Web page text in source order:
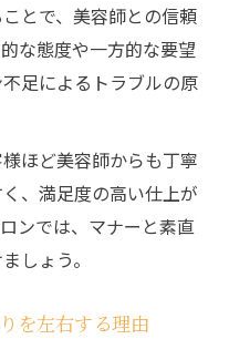
とで、美容師との信頼
な態度や一方的な要望
足によるトラブルの原
ほど美容師からも丁寧
、満足度の高い仕上が
ンでは、マナーと素直
しょう。
を左右する理由